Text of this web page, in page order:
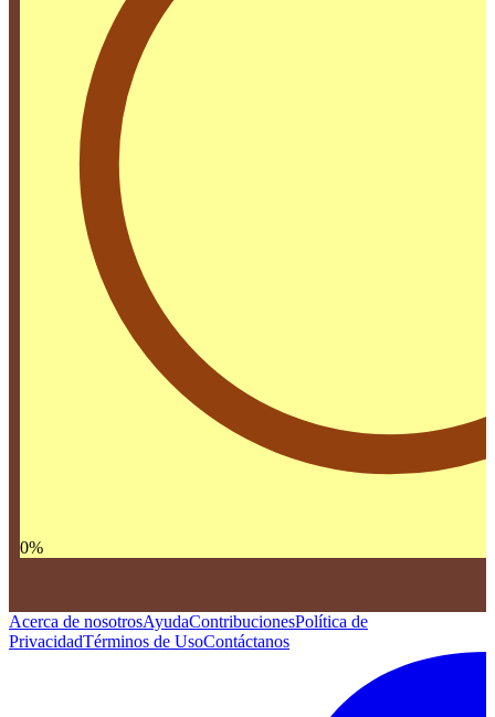
0%
Acerca de nosotrosAyudaContribucionesPolítica de
PrivacidadTérminos de UsoContáctanos